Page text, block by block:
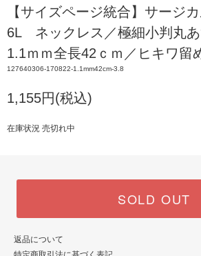
【サイズページ統合】サージ
6L ネックレス／極細小判丸
1.1ｍｍ全長42ｃｍ／ヒキワ留
127640306-170822-1.1mm42cm-3.8
1,155円(税込)
在庫状況 売切れ中
SOLD OUT
返品について